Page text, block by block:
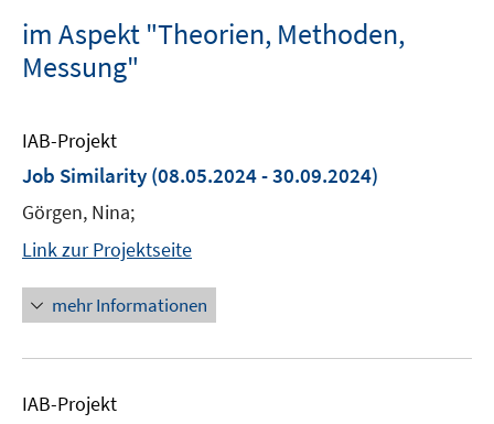
im Aspekt "Theorien, Methoden,
Messung"
IAB-Projekt
Job Similarity (08.05.2024 - 30.09.2024)
Görgen, Nina;
Link zur Projektseite
mehr Informationen
IAB-Projekt